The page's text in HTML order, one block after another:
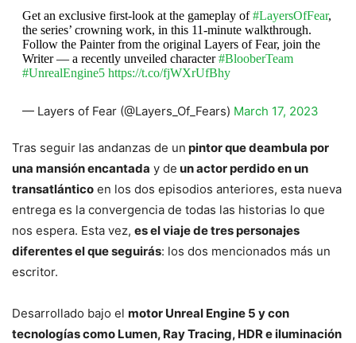
Get an exclusive first-look at the gameplay of#LayersOfFear,
the series’ crowning work, in this 11-minute walkthrough.
Follow the Painter from the original Layers of Fear, join the
Writer — a recently unveiled character#BlooberTeam
#UnrealEngine5 https://t.co/fjWXrUfBhy
— Layers of Fear (@Layers_Of_Fears) March 17, 2023
Tras seguir las andanzas de un pintor que deambula por
una mansión encantada y de un actor perdido en un
transatlántico en los dos episodios anteriores, esta nueva
entrega es la convergencia de todas las historias lo que
nos espera. Esta vez, es el viaje de tres personajes
diferentes el que seguirás: los dos mencionados más un
escritor.
Desarrollado bajo el motor Unreal Engine 5 y con
tecnologías como Lumen, Ray Tracing, HDR e iluminación